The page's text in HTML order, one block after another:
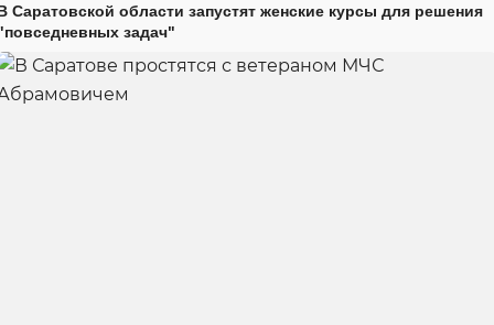
Саратовской области запустят женские курсы для решения
задач"